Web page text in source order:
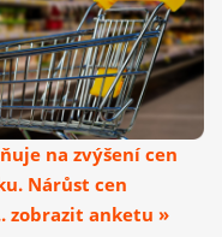
na zvýšení cen
Nárůst cen
zobrazit anketu »